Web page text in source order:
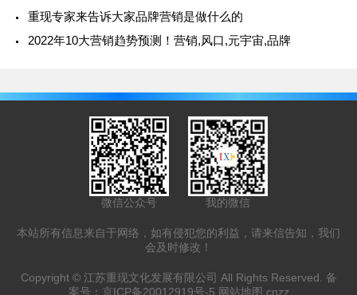
重现专家来告诉大家品牌营销是做什么的
2022年10大营销趋势预测！营销,风口,元宇宙,品牌
微信公众号 我的微信
本站所有信息来自于网络，如有侵犯您的利益，请来信告知，我们
会及时修改！
Copyright © 江苏重现文化发展有限公司 All Rights Reserved. 备
案号： 京ICP备20012919号-5 网站地图 cnzz